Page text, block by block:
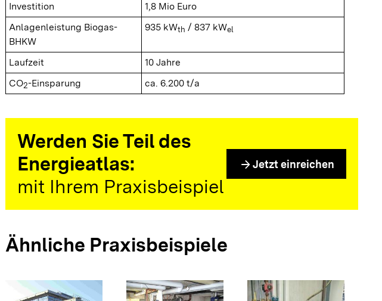
Investition
1,8 Mio Euro
Anlagenleistung Biogas-
BHKW
935 kWth / 837 kWel
Laufzeit
10 Jahre
CO2-Einsparung ca. 6.200 t/a
Werden Sie Teil des
Energieatlas:
mit Ihrem Praxisbeispiel
arrow_forward Jetzt einreichen
Ähnliche Praxisbeispiele